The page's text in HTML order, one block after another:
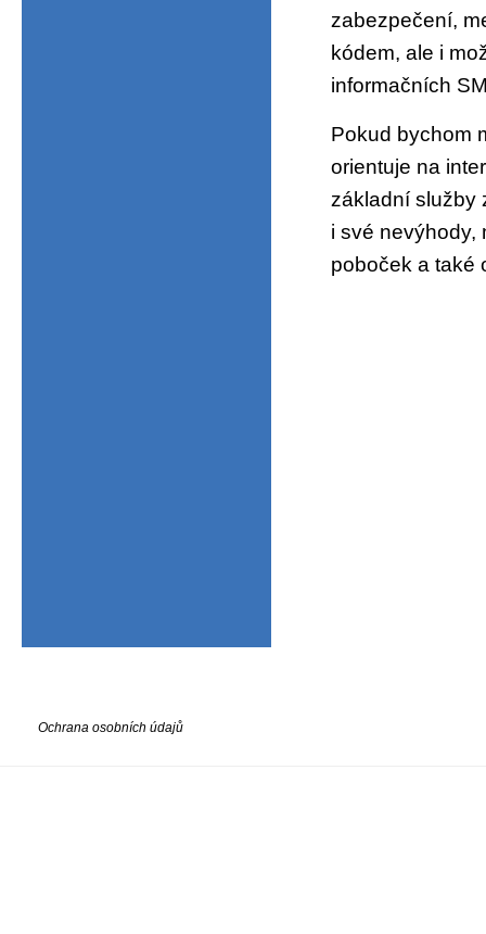
zabezpečení,
kódem, ale i
informačních
Pokud bychom
orientuje na
základní služby
i své nevýhody,
poboček a také
Ochrana osobních údajů